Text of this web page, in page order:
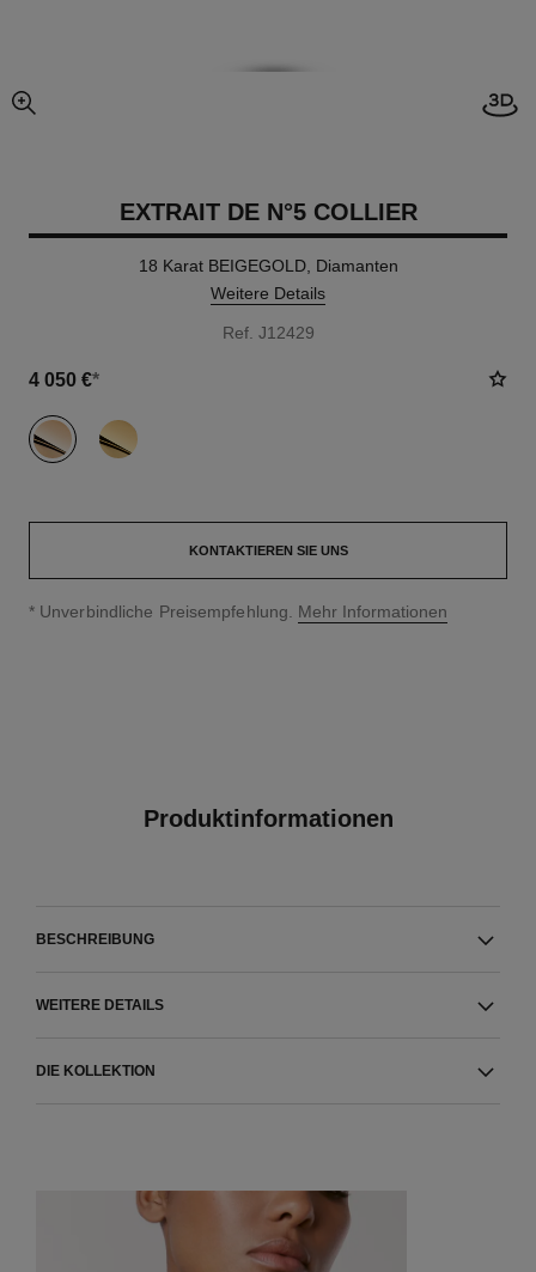
vergrößerter teil des bildes
EXTRAIT DE N°5 COLLIER
18 Karat BEIGEGOLD, Diamanten
Weitere Details
Ref. J12429
4 050 €*
variante (2)
KONTAKTIEREN SIE UNS
↩
* Unverbindliche Preisempfehlung. Mehr Informationen
Produktinformationen
BESCHREIBUNG
WEITERE DETAILS
DIE KOLLEKTION